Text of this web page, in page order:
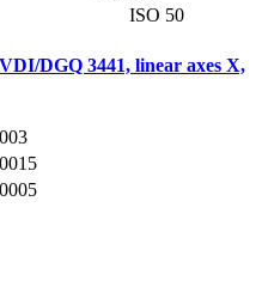
ISO 50
DGQ 3441, linear axes X,